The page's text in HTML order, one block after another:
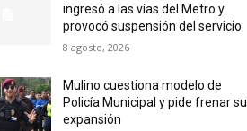
ingresó a las vías del Metro y
provocó suspensión del servicio
8 agosto, 2026
Mulino cuestiona modelo de
Policía Municipal y pide frenar su
expansión